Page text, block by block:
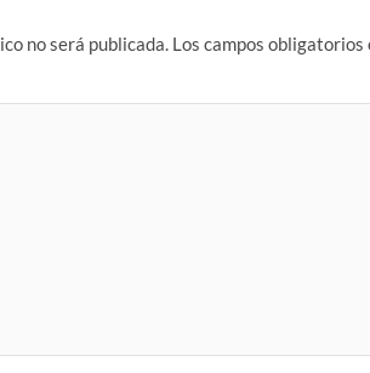
no será publicada. Los campos obligatorios